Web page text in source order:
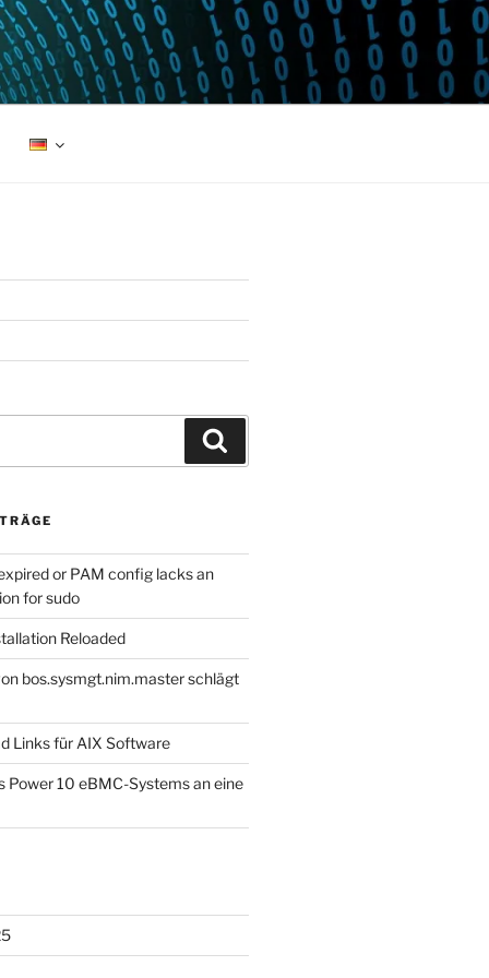
(main, /usr/sbin/suma [767])
/usr/sbin/suma [768])
(main, /usr/sbin/suma [767])
/usr/sbin/suma [768])
[767])
/usr/sbin/suma [768])
or PAM config lacks an
for sudo
Reloaded
bos.sysmgt.nim.master schlägt
Links für AIX Software
Power 10 eBMC-Systems an eine